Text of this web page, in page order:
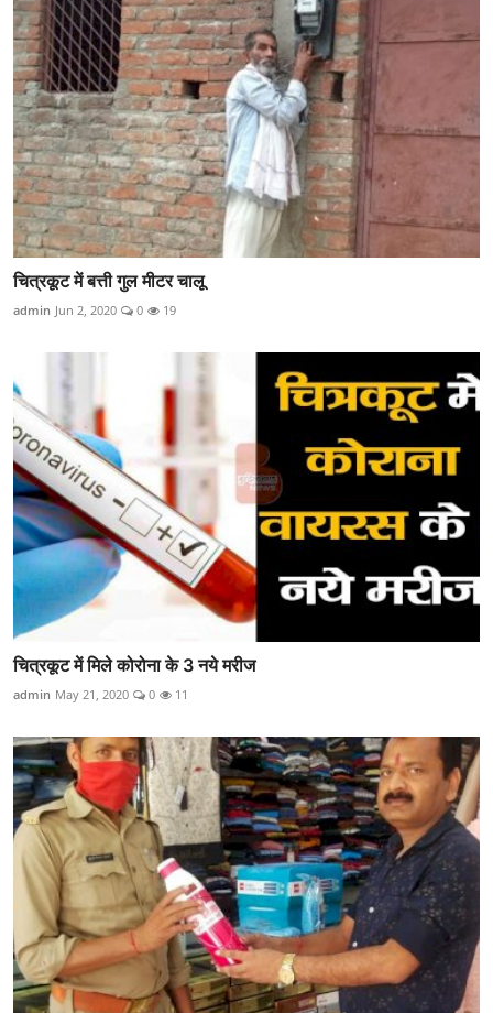
चित्रकूट में बत्ती गुल मीटर चालू
admin Jun 2, 2020 0 19
चित्रकूट में मिले कोरोना के 3 नये मरीज
admin May 21, 2020 0 11